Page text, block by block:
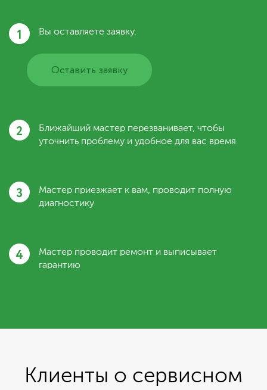
1 Вы оставляете заявку.
Оставить заявку
2
Ближайший мастер перезванивает, чтобы
уточнить проблему и удобное для вас время
3
Мастер приезжает к вам, проводит полную
диагностику
4
Мастер проводит ремонт и выписывает
гарантию
Клиенты о сервисном